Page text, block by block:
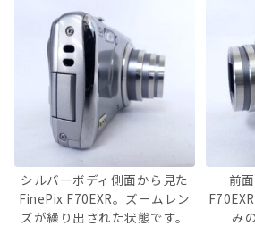
シルバーボディ側面から見た
FinePix F70EXR。ズームレン
ズが繰り出された状態です。
前
み